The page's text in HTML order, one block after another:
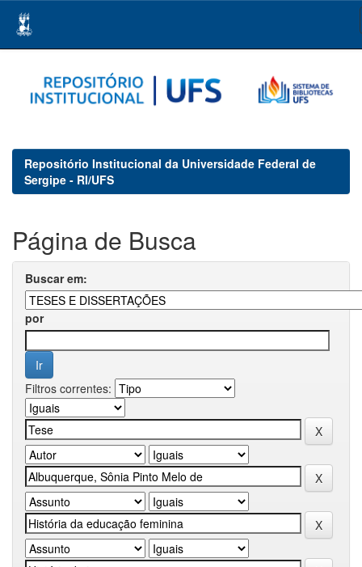
navigation
Repositório Institucional da Universidade Federal de
Sergipe - RI/UFS
Página de Busca
Buscar em:
por
Filtros correntes: